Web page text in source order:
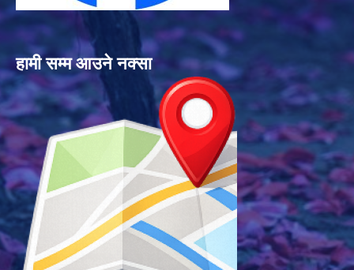
हामी सम्म आउने नक्सा